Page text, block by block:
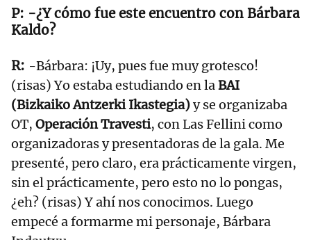
-¿Y cómo fue este encuentro con Bárbara
Kaldo?
-Bárbara: ¡Uy, pues fue muy grotesco!
(risas) Yo estaba estudiando en laBAI
(Bizkaiko Antzerki Ikastegia)y se organizaba
OT, Operación Travesti, con Las Fellini como
organizadoras y presentadoras de la gala. Me
presenté, pero claro, era prácticamente virgen,
sin el prácticamente, pero esto no lo pongas,
¿eh? (risas) Y ahí nos conocimos. Luego
empecé a formarme mi personaje, Bárbara